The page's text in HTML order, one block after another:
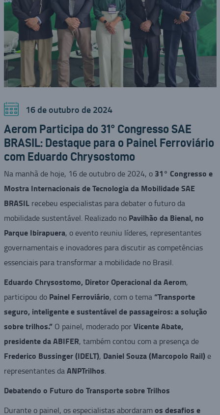
16 de outubro de 2024
Aerom Participa do 31° Congresso SAE
BRASIL: Destaque para o Painel Ferroviário
com Eduardo Chrysostomo
Na manhã de hoje, 16 de outubro de 2024, o 31° Congresso e
Mostra Internacionais de Tecnologia da Mobilidade SAE
BRASILrecebeu especialistas para debater o futuro da
mobilidade sustentável. Realizado no Pavilhão da Bienal, no
Parque Ibirapuera, o evento reuniu líderes, representantes
governamentais e inovadores para discutir as competências
essenciais para transformar a mobilidade no Brasil.
Eduardo Chrysostomo, Diretor Operacional da Aerom,
participou do Painel Ferroviário, com o tema“Transporte
seguro, inteligente e sustentável de passageiros: a solução
sobre trilhos.”O painel, moderado porVicente Abate,
presidente da ABIFER, também contou com a presença de
Frederico Bussinger (IDELT), Daniel Souza (Marcopolo Rail)e
representantes daANPTrilhos.
Debatendo o Futuro do Transporte sobre Trilhos
Durante o painel, os especialistas abordaramos desafios e